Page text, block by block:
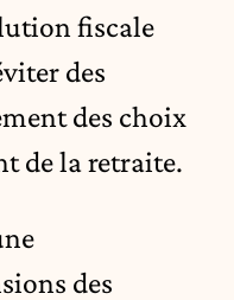
fiscale
des
des choix
de la retraite.
des